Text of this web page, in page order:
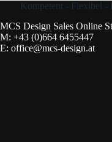
Kompetent - Flexibel
MCS Design Sales Online
M: +43 (0)664 6455447
E: office@mcs-design.at